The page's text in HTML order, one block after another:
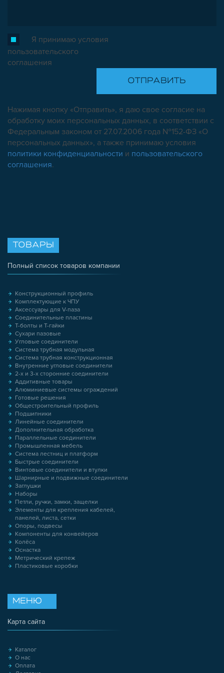
Я принимаю условия
пользовательского
соглашения
Нажимая кнопку «Отправить», я даю свое согласие на
обработку моих персональных данных, в соответствии с
Федеральным законом от 27.07.2006 года №152-ФЗ «О
персональных данных», а также принимаю условия
политики конфиденциальности и пользовательского
соглашения.
ТОВАРЫ
Полный список товаров компании
Конструкционный профиль
Комплектующие к ЧПУ
Аксессуары для V-паза
Соединительные пластины
Т-болты и Т-гайки
Сухари пазовые
Угловые соединители
Система трубная модульная
Система трубная конструкционная
Внутренние угловые соединители
2-х и 3-х сторонние соединители
Аддитивные товары
Алюминиевые системы ограждений
Готовые решения
Общестроительный профиль
Подшипники
Линейные соединители
Дополнительная обработка
Параллельные соединители
Промышленная мебель
Система лестниц и платформ
Быстрые соединители
Винтовые соединители и втулки
Шарнирные и подвижные соединители
Заглушки
Наборы
Петли, ручки, замки, защелки
Элементы для крепления кабелей,
панелей, листа, сетки
Опоры, подвесы
Компоненты для конвейеров
Колёса
Оснастка
Метрический крепеж
Пластиковые коробки
МЕНЮ
Карта сайта
Каталог
О нас
Оплата